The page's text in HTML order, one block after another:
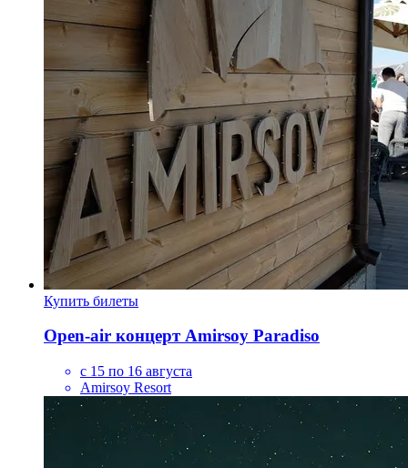
Купить билеты
Open-air концерт Amirsoy Paradiso
с 15 по 16 августа
Amirsoy Resort